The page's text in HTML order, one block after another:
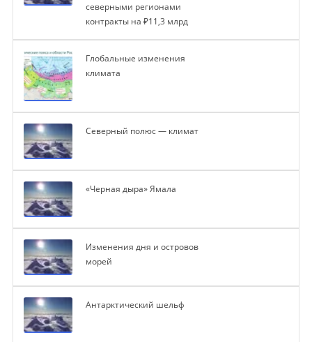
северными регионами
контракты на ₽11,3 млрд
Глобальные изменения
климата
Северный полюс — климат
«Черная дыра» Ямала
Изменения дня и островов
морей
Антарктический шельф